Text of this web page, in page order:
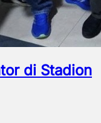
di Stadion